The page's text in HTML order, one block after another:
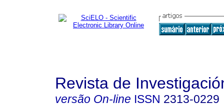
Revista de
versão On-line ISSN 2313-0229